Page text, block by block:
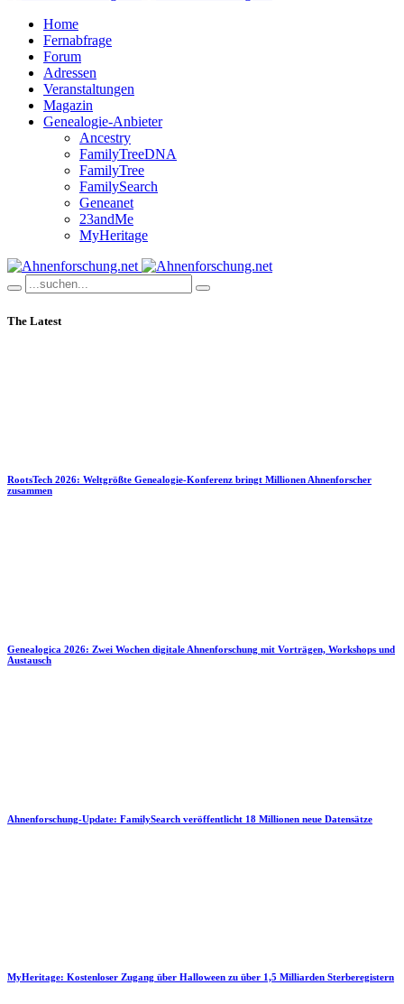
Home
Fernabfrage
Forum
Adressen
Veranstaltungen
Magazin
Genealogie-Anbieter
Ancestry
FamilyTreeDNA
FamilyTree
FamilySearch
Geneanet
23andMe
MyHeritage
The Latest
RootsTech 2026: Weltgrößte Genealogie-Konferenz bringt Millionen Ahnenforscher
zusammen
Genealogica 2026: Zwei Wochen digitale Ahnenforschung mit Vorträgen, Workshops und
Austausch
Ahnenforschung-Update: FamilySearch veröffentlicht 18 Millionen neue Datensätze
MyHeritage: Kostenloser Zugang über Halloween zu über 1,5 Milliarden Sterberegistern